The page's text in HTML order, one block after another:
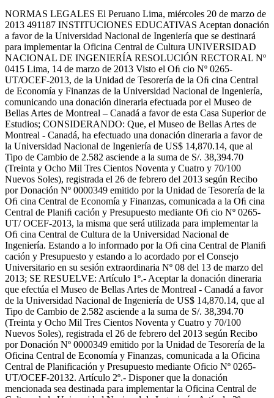
NORMAS LEGALES El Peruano Lima, miércoles 20 de marzo de
2013 491187 INSTITUCIONES EDUCATIVAS Aceptan donación
a favor de la Universidad Nacional de Ingeniería que se destinará
para implementar la Oficina Central de Cultura UNIVERSIDAD
NACIONAL DE INGENIERÍA RESOLUCIÓN RECTORAL Nº
0415 Lima, 14 de marzo de 2013 Visto el Oﬁ cio Nº 0265-
UT/OCEF-2013, de la Unidad de Tesorería de la Oﬁ cina Central
de Economía y Finanzas de la Universidad Nacional de Ingeniería,
comunicando una donación dineraria efectuada por el Museo de
Bellas Artes de Montreal – Canadá a favor de esta Casa Superior de
Estudios; CONSIDERANDO: Que, el Museo de Bellas Artes de
Montreal - Canadá, ha efectuado una donación dineraria a favor de
la Universidad Nacional de Ingeniería de US$ 14,870.14, que al
Tipo de Cambio de 2.582 asciende a la suma de S/. 38,394.70
(Treinta y Ocho Mil Tres Cientos Noventa y Cuatro y 70/100
Nuevos Soles), registrada el 26 de febrero del 2013 según Recibo
por Donación Nº 0000349 emitido por la Unidad de Tesorería de la
Oﬁ cina Central de Economía y Finanzas, comunicada a la Oﬁ cina
Central de Planiﬁ cación y Presupuesto mediante Oﬁ cio Nº 0265-
UT/ OCEF-2013, la misma que será utilizada para implementar la
Oﬁ cina Central de Cultura de la Universidad Nacional de
Ingeniería. Estando a lo informado por la Oﬁ cina Central de Planiﬁ
cación y Presupuesto y estando a lo acordado por el Consejo
Universitario en su sesión extraordinaria Nº 08 del 13 de marzo del
2013; SE RESUELVE: Artículo 1º.- Aceptar la donación dineraria
que efectúa el Museo de Bellas Artes de Montreal - Canadá a favor
de la Universidad Nacional de Ingeniería de US$ 14,870.14, que al
Tipo de Cambio de 2.582 asciende a la suma de S/. 38,394.70
(Treinta y Ocho Mil Tres Cientos Noventa y Cuatro y 70/100
Nuevos Soles), registrada el 26 de febrero del 2013 según Recibo
por Donación Nº 0000349 emitido por la Unidad de Tesorería de la
Oficina Central de Economía y Finanzas, comunicada a la Oficina
Central de Planificación y Presupuesto mediante Oficio Nº 0265-
UT/OCEF-20132. Artículo 2º.- Disponer que la donación
mencionada sea destinada para implementar la Oficina Central de